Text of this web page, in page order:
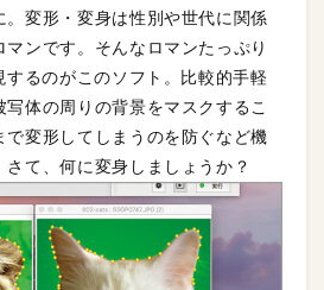
。変形・変身は性別や世代に関係
ンです。そんなロマンたっぷり
るのがこのソフト。比較的手軽
体の周りの背景をマスクするこ
で変形してしまうのを防ぐなど機
て、何に変身しましょうか？